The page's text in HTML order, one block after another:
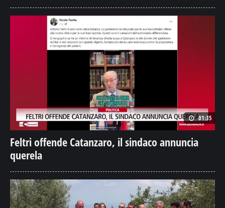
01:35
Feltri offende Catanzaro, il sindaco annuncia
querela